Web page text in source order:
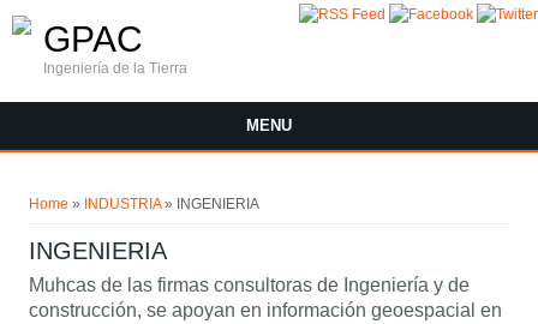
GPAC
Ingeniería de la Tierra
MENU
Home » INDUSTRIA» INGENIERIA
INGENIERIA
Muhcas de las firmas consultoras de Ingeniería y de
construcción, se apoyan en información geoespacial en